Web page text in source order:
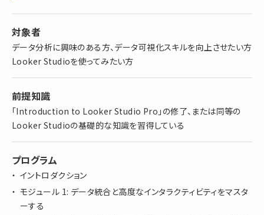
対象者
データ分析に興味のある方、データ可視化スキルを向上させたい方
Looker Studioを使ってみたい方
前提知識
「Introduction to Looker Studio Pro」の修了、または同等の
Looker Studioの基礎的な知識を習得している
プログラム
イントロダクション
モジュール 1: データ統合と高度なインタラクティビティをマスタ
ーする